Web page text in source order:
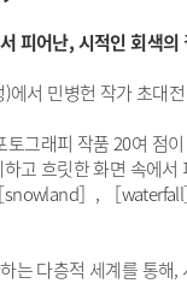
피어난, 시적인 회색의
서 민병헌 작가 초대
그래피 작품 20여 점
고 흐릿한 화면 속에
］, ［
다층적 세계를 통해